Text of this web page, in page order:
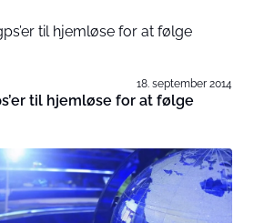
18. september 2014
til hjemløse for at følge